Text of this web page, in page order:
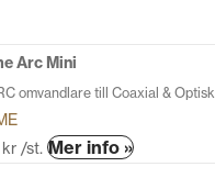
Arc Mini
omvandlare till Coaxial & Optisk
kr /st. Mer info »Den